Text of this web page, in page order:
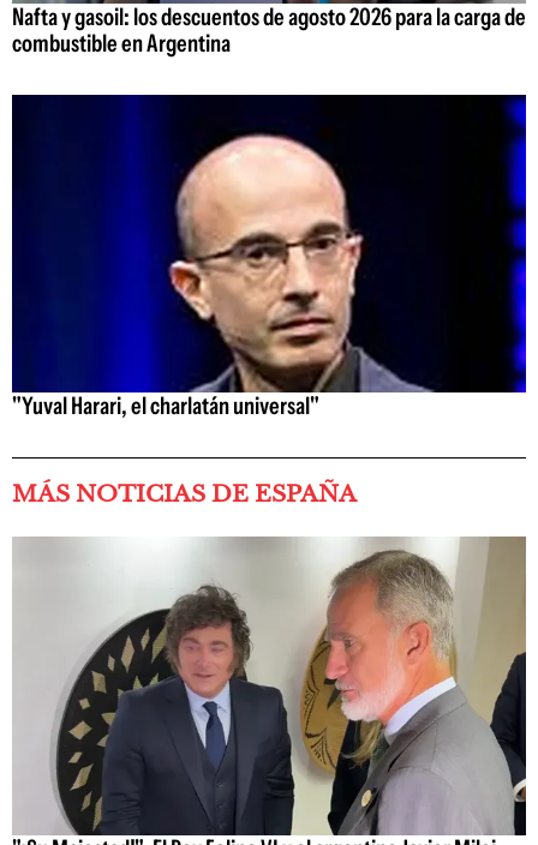
Nafta y gasoil: los descuentos de agosto 2026 para la carga de
combustible en Argentina
"Yuval Harari, el charlatán universal"
MÁS NOTICIAS DE ESPAÑA